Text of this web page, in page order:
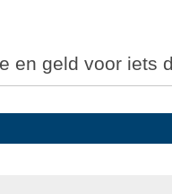
en geld voor iets